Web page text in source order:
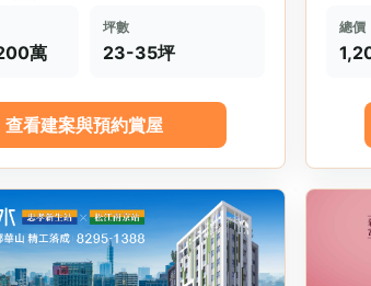
萬
坪數
23-35坪
查看建案與預約賞屋
築，
總價